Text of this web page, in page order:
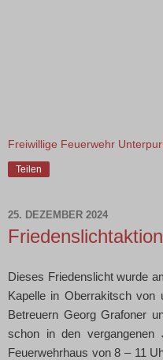
Freiwillige Feuerwehr
Teilen
25. DEZEMBER 2024
Dieses Friedenslicht wurde
Kapelle in Oberrakitsch von
Betreuern Georg Grafoner
schon in den vergangenen
Feuerwehrhaus von 8 – 11